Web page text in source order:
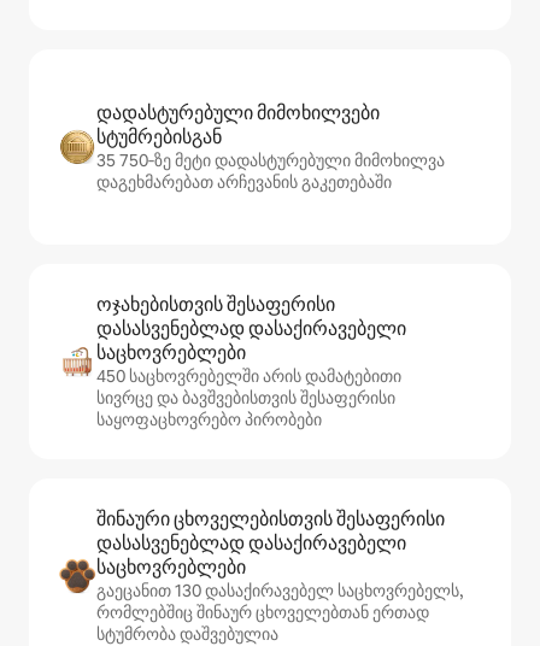
დადასტურებული მიმოხილვები
სტუმრებისგან
35 750‑ზე მეტი დადასტურებული მიმოხილვა
დაგეხმარებათ არჩევანის გაკეთებაში
ოჯახებისთვის შესაფერისი
დასასვენებლად დასაქირავებელი
საცხოვრებლები
450 საცხოვრებელში არის დამატებითი
სივრცე და ბავშვებისთვის შესაფერისი
საყოფაცხოვრებო პირობები
შინაური ცხოველებისთვის შესაფერისი
დასასვენებლად დასაქირავებელი
საცხოვრებლები
გაეცანით 130 დასაქირავებელ საცხოვრებელს,
რომლებშიც შინაურ ცხოველებთან ერთად
სტუმრობა დაშვებულია